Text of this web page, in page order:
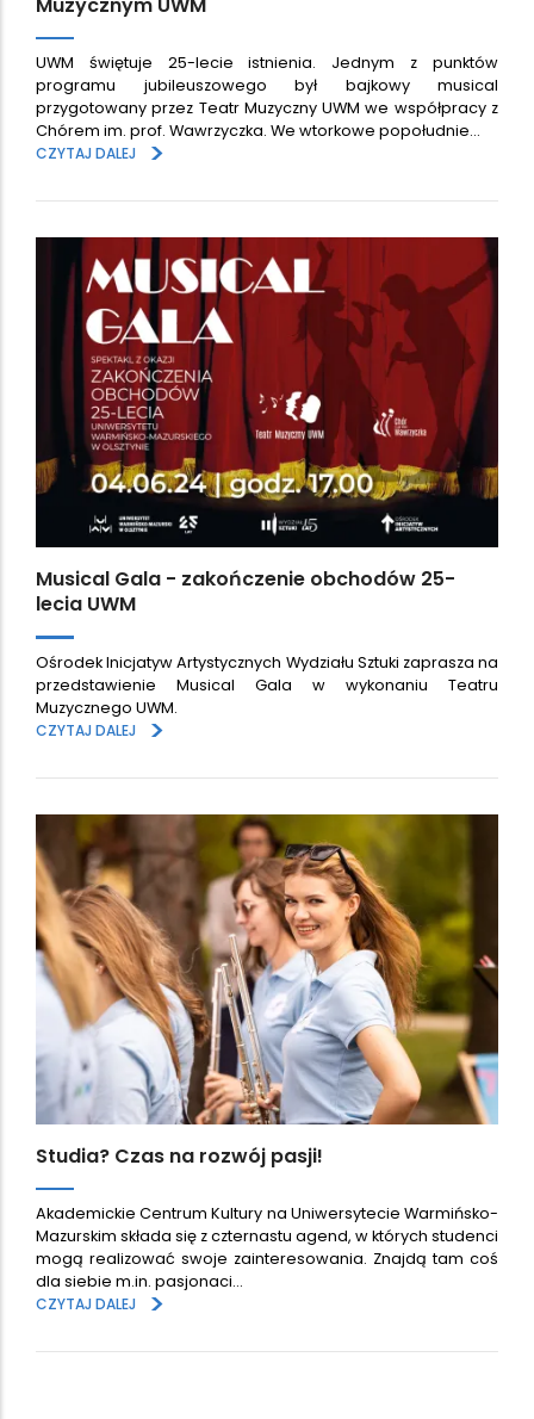
UWM świętuje 25-lecie istnienia. Jednym z punktów
programu jubileuszowego był bajkowy musical
przygotowany przez Teatr Muzyczny UWM we współpracy z
Chórem im. prof. Wawrzyczka. We wtorkowe popołudnie…
CZYTAJ DALEJ
>
Musical Gala - zakończenie obchodów 25-
lecia UWM
Ośrodek Inicjatyw Artystycznych Wydziału Sztuki zaprasza na
przedstawienie Musical Gala w wykonaniu Teatru
Muzycznego UWM.
CZYTAJ DALEJ
>
Studia? Czas na rozwój pasji!
Akademickie Centrum Kultury na Uniwersytecie Warmińsko-
Mazurskim składa się z czternastu agend, w których studenci
mogą realizować swoje zainteresowania. Znajdą tam coś
dla siebie m.in. pasjonaci…
CZYTAJ DALEJ
>